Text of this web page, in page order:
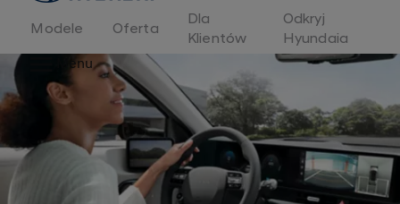
Modele Oferta
Dla
Klientów
Odkryj
Hyundaia
Menu